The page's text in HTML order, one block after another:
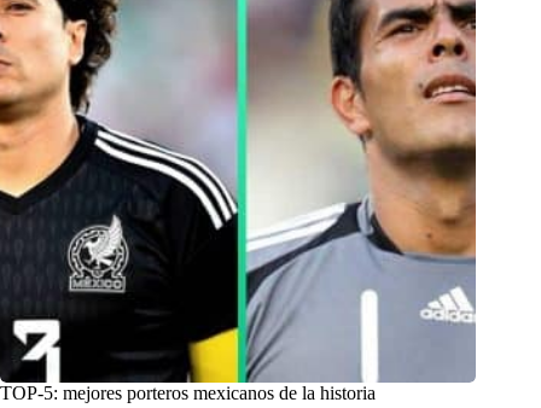
TOP-5: mejores porteros mexicanos de la historia